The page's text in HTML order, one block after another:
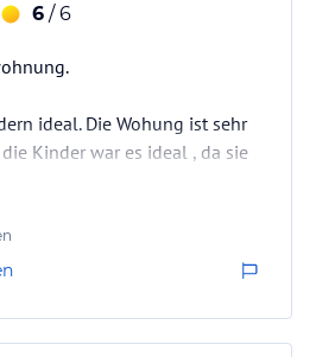
6 / 6
ideal. Die Wohung ist sehr
Kinder war es ideal , da sie